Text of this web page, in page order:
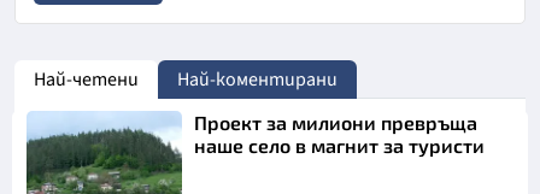
Email
Най-четени Най-коментирани
Проект за милиони превръща
наше село в магнит за туристи